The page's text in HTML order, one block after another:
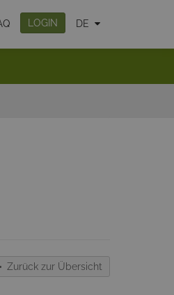
LOGIN DE
Zurück zur Übersicht